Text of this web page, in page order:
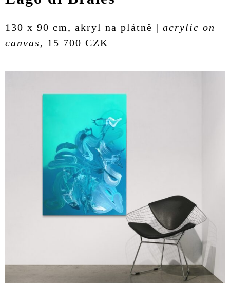
130 x 90 cm, akryl na plátně | acrylic on
canvas, 15 700 CZK